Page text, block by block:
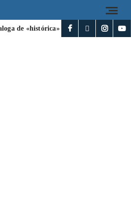
de «histórica» la visita de León XIV a